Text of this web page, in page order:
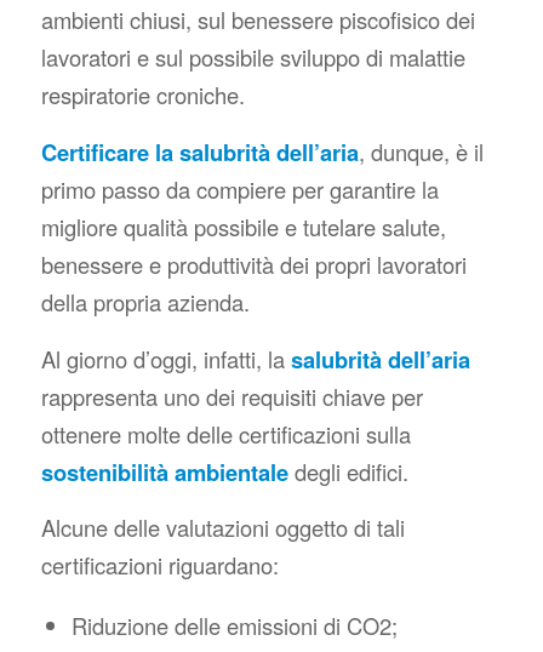
ambienti chiusi, sul benessere piscofisico dei
lavoratori e sul possibile sviluppo di malattie
respiratorie croniche.
Certificare la salubrità dell’aria, dunque, è il
primo passo da compiere per garantire la
migliore qualità possibile e tutelare salute,
benessere e produttività dei propri lavoratori
della propria azienda.
Al giorno d’oggi, infatti, lasalubrità dell’aria
rappresenta uno dei requisiti chiave per
ottenere molte delle certificazioni sulla
sostenibilità ambientaledegli edifici.
Alcune delle valutazioni oggetto di tali
certificazioni riguardano:
Riduzione delle emissioni di CO2;